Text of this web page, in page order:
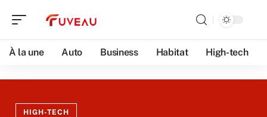
À la une Auto Business Habitat High-tech
HIGH-TECH